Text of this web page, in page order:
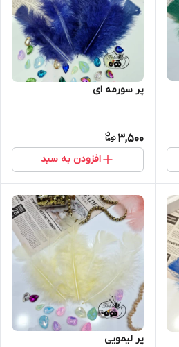
پر سورمه ای
3,500
افزودن به سبد
پر لیمویی